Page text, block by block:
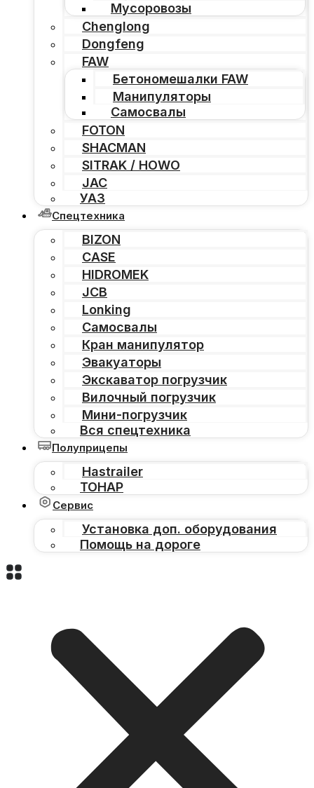
Мусоровозы
Chenglong
Dongfeng
FAW
Бетономешалки FAW
Манипуляторы
Самосвалы
FOTON
SHACMAN
SITRAK / HOWO
JAC
УАЗ
Спецтехника
BIZON
CASE
HIDROMEK
JCB
Lonking
Самосвалы
Кран манипулятор
Эвакуаторы
Экскаватор погрузчик
Вилочный погрузчик
Мини-погрузчик
Вся спецтехника
Полуприцепы
Hastrailer
ТОНАР
Сервис
Установка доп. оборудования
Помощь на дороге